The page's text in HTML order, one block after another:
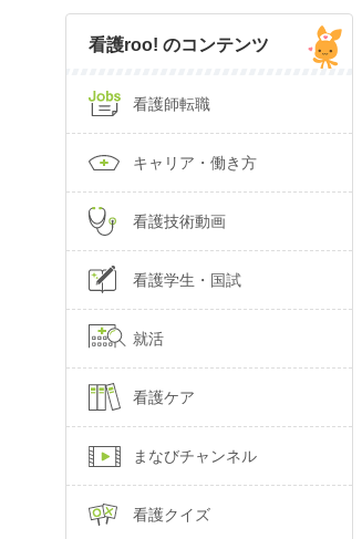
看護roo! のコンテンツ
看護師転職
キャリア・働き方
看護技術動画
看護学生・国試
就活
看護ケア
まなびチャンネル
看護クイズ